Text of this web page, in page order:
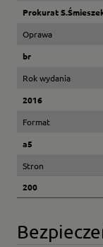
Prokurat
Oprawa
br
Rok wydania
2016
Format
a5
Stron
200